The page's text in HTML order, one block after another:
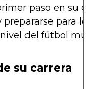
paso en su
para lo
del fútbol
su carrera